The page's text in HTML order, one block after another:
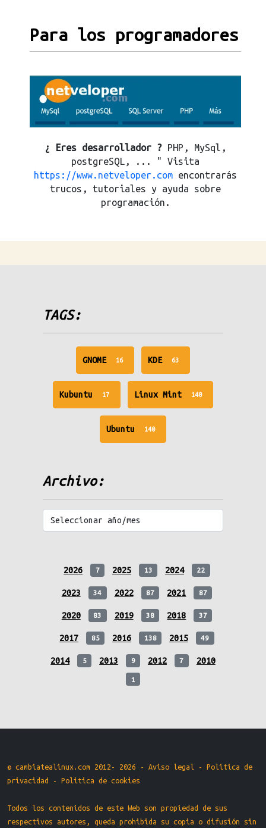
Para los programadores
¿ Eres desarrollador ? PHP, MySql,
postgreSQL, ... " Visita
https://www.netveloper.com encontrarás
trucos, tutoriales y ayuda sobre
programación.
TAGS:
GNOME 16
unread
messages
KDE 63
messages
Kubuntu 17
unread
messages
Linux Mint 140
messages
Ubuntu 140
messages
Archivo:
2026 7 2025 13 2024 22
2023 34 2022 87 2021 87
2020 83 2019 38 2018 37
2017 85 2016 138 2015 49
2014 5 2013 9 2012 7 2010
1
© cambiatealinux.com 2012- 2026 - Aviso legal - Politica de
privacidad
- Politica de cookies
Todos los contenidos de este Web son propiedad de sus
respectivos autores, queda prohibida su copia o difusión sin